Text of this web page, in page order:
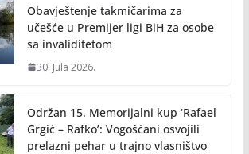
Obavještenje takmičarima za
učešće u Premijer ligi BiH za osobe
sa invaliditetom
30. Jula 2026.
Održan 15. Memorijalni kup ‘Rafael
Grgić – Rafko’: Vogošćani osvojili
prelazni pehar u trajno vlasništvo